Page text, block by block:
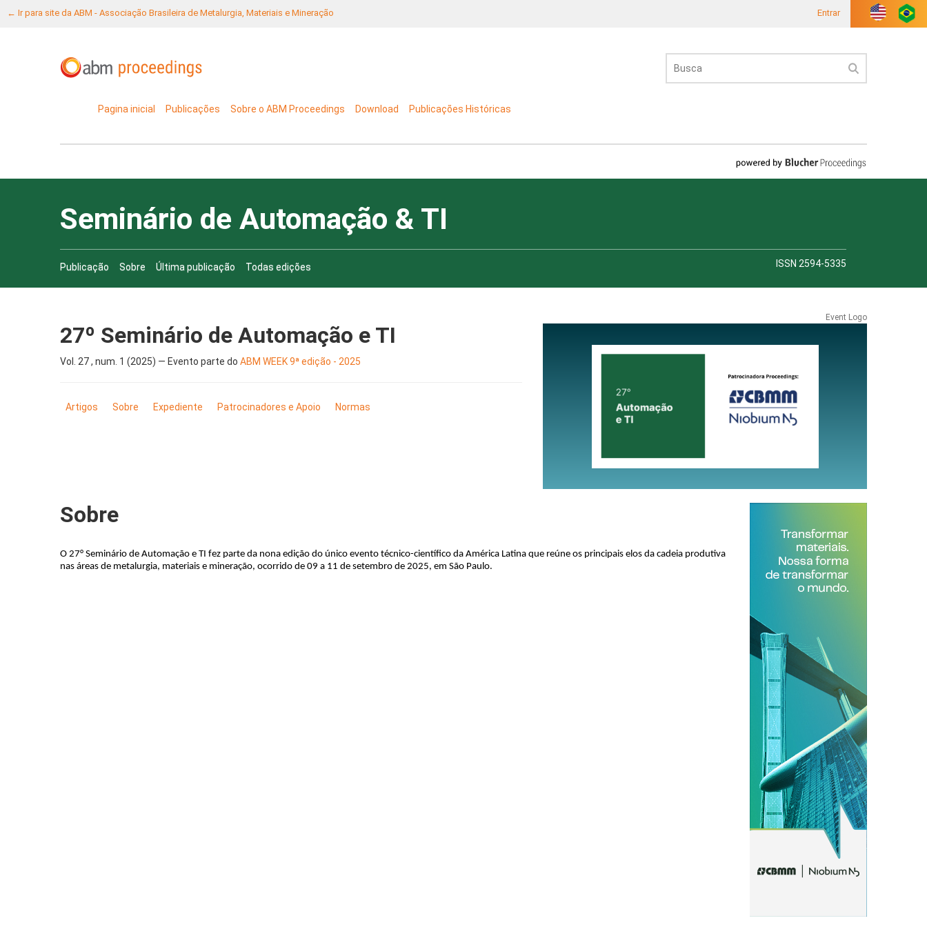
← Ir para site da ABM - Associação Brasileira de Metalurgia, Materiais e Mineração Entrar
Pagina inicial Publicações Sobre o ABM Proceedings Download Publicações Históricas
Seminário de Automação & TI
Publicação Sobre Última publicação Todas edições ISSN 2594-5335
27º Seminário de Automação e TI
Vol. 27 , num. 1 (2025) — Evento parte do ABM WEEK 9ª edição - 2025
Artigos Sobre Expediente Patrocinadores e Apoio Normas
Event Logo
Sobre
O 27° Seminário de Automação e TI fez parte da nona edição do único evento técnico-científico da América Latina que reúne os principais elos da cadeia produtiva
nas áreas de metalurgia, materiais e mineração, ocorrido de 09 a 11 de setembro de 2025, em São Paulo.